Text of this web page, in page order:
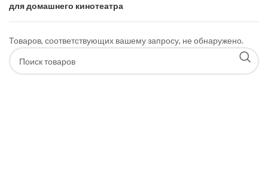
для домашнего кинотеатра
Товаров, соответствующих вашему запросу, не обнаружено.